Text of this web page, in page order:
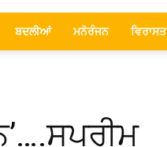
ਬਦਲੀਆਂ ਮਨੋਰੰਜਨ ਵਿਰਾਸਤ